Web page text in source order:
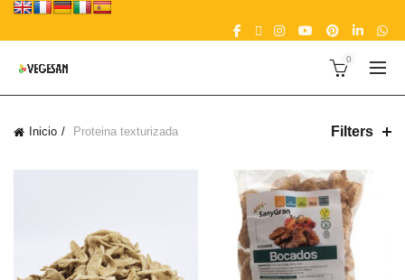
0
Inicio Proteina texturizada Filters